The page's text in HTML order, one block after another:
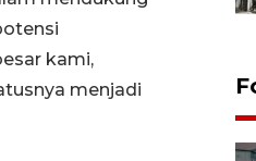
kami,
menjadi